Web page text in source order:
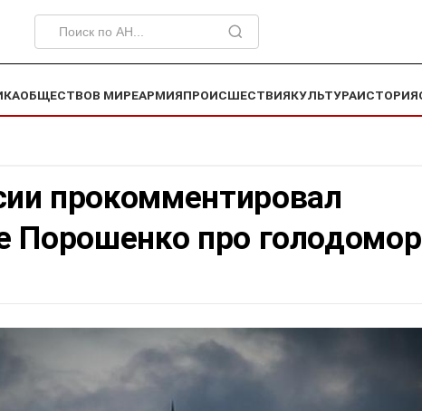
ОБЩЕСТВОВ МИРЕАРМИЯПРОИСШЕСТВИЯКУЛЬТУРАИСТОРИЯ
прокомментировал
Порошенко про голодомор